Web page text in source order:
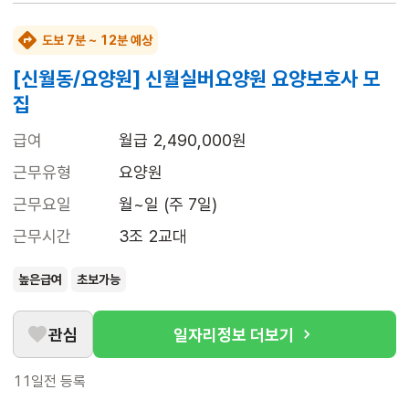
도보 7분 ~ 12분 예상
[신월동/요양원] 신월실버요양원 요양보호사 모
집
급여
월급 2,490,000원
근무유형
요양원
근무요일
월~일 (주 7일)
근무시간
3조 2교대
높은급여 초보가능
관심 일자리정보 더보기
11일전 등록